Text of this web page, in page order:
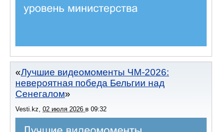
Лучшие видеомоменты ЧМ-2026:
невероятная победа Бельгии над
Сенегалом
Vesti.kz 02 июля 2026 в 09:32